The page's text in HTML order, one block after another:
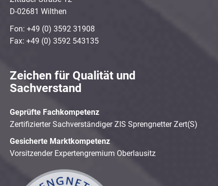
D-02681 Wilthen
Fon: +49 (0) 3592 31908
Fax: +49 (0) 3592 543135
Zeichen für Qualität und
Sachverstand
Geprüfte Fachkompetenz
Zertifizierter Sachverständiger ZIS Sprengnetter Zert(S)
Gesicherte Marktkompetenz
Vorsitzender Expertengremium Oberlausitz